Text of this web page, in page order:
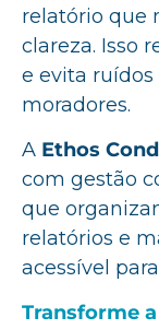
relatório que
clareza. Isso
e evita
moradores.
A Ethos
com gestão
que
relatórios e
acessível
Transforme